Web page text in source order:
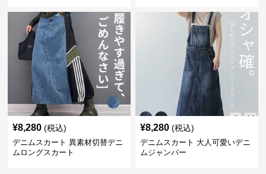
¥8,280 (税込)
デニムスカート 異素材切替デニ
ムロングスカート
¥8,280 (税込)
デニムスカート 大人可愛いデニ
ムジャンパー